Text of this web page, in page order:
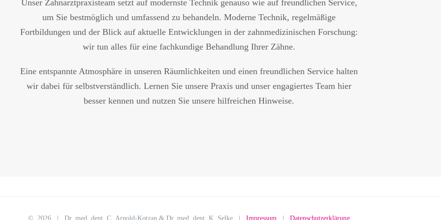
Unser Zahnarztpraxisteam setzt auf modernste Technik genauso wie auf freundlichen Service,
um Sie bestmöglich und umfassend zu behandeln. Moderne Technik, regelmäßige
Fortbildungen und der Blick auf aktuelle Entwicklungen in der zahnmedizinischen Forschung:
wir tun alles für eine fachkundige Behandlung Ihrer Zähne.
Eine entspannte Atmosphäre in unseren Räumlichkeiten und einen freundlichen Service halten
wir dabei für selbstverständlich. Lernen Sie unsere Praxis und unser engagiertes Team hier
besser kennen und nutzen Sie unsere hilfreichen Hinweise.
© 2026 | Dr. med. dent. C. Arnold‑Kotzan & Dr. med. dent. K. Selke | Impressum Datenschutzerklärung